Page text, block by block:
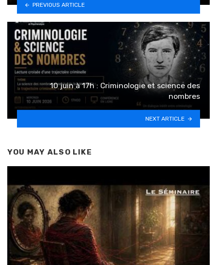
PREVIOUS ARTICLE
10 juin à 17h : Criminologie et science des
nombres
NEXT ARTICLE
YOU MAY ALSO LIKE